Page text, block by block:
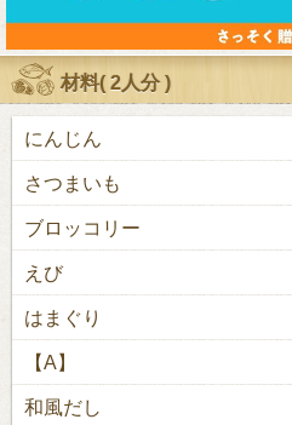
材料(2人分)
にんじん
さつまいも
ブロッコリー
えび
はまぐり
【A】
和風だし